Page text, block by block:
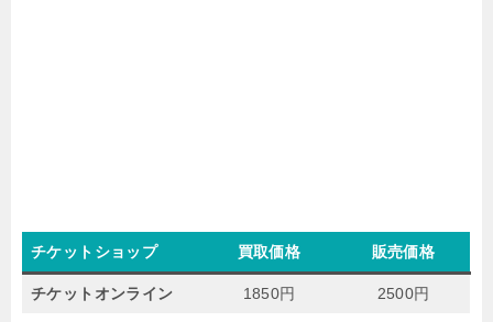
チケットショップ 買取価格 販売価格
チケットオンライン 1850円 2500円